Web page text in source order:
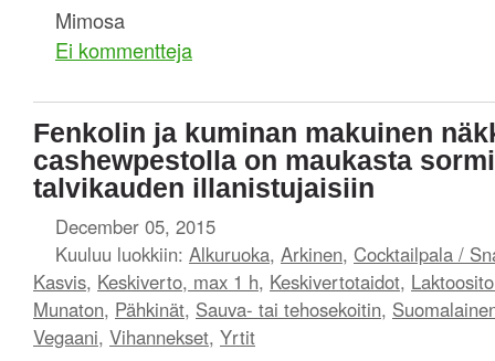
Mimosa
Ei kommentteja
Fenkolin ja kuminan makuinen
cashewpestolla on maukasta
talvikauden illanistujaisiin
December 05, 2015
Kuuluu luokkiin: Alkuruoka, Arkinen, Cocktailpala /
Kasvis, Keskiverto, max 1 h, Keskivertotaidot,
Munaton, Pähkinät, Sauva- tai tehosekoitin,
Vegaani, Vihannekset, Yrtit